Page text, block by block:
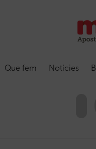
Que fem Notícies